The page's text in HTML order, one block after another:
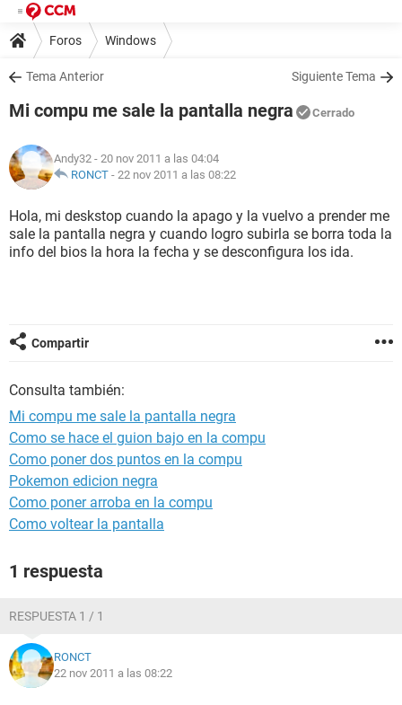
Foros Windows
Tema Anterior Siguiente Tema
Mi compu me sale la pantalla negra Cerrado
Andy32 - 20 nov 2011 a las 04:04
RONCT - 22 nov 2011 a las 08:22
Hola, mi deskstop cuando la apago y la vuelvo a prender me
sale la pantalla negra y cuando logro subirla se borra toda la
info del bios la hora la fecha y se desconfigura los ida.
Compartir
Consulta también:
Mi compu me sale la pantalla negra
Como se hace el guion bajo en la compu
Como poner dos puntos en la compu
Pokemon edicion negra
Como poner arroba en la compu
Como voltear la pantalla
1 respuesta
RESPUESTA 1 / 1
RONCT
22 nov 2011 a las 08:22